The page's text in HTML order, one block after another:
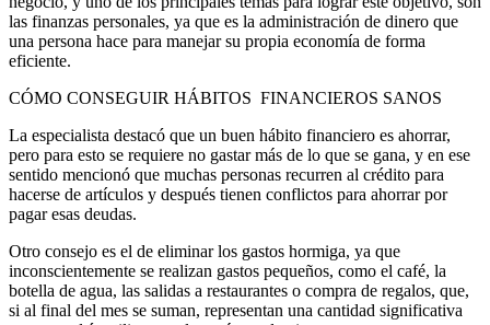
las finanzas personales, ya que es la administración de dinero que
una persona hace para manejar su propia economía de forma
eficiente.
CÓMO CONSEGUIR HÁBITOS FINANCIEROS SANOS
La especialista destacó que un buen hábito financiero es ahorrar,
pero para esto se requiere no gastar más de lo que se gana, y en ese
sentido mencionó que muchas personas recurren al crédito para
hacerse de artículos y después tienen conflictos para ahorrar por
pagar esas deudas.
Otro consejo es el de eliminar los gastos hormiga, ya que
inconscientemente se realizan gastos pequeños, como el café, la
botella de agua, las salidas a restaurantes o compra de regalos, que,
si al final del mes se suman, representan una cantidad significativa